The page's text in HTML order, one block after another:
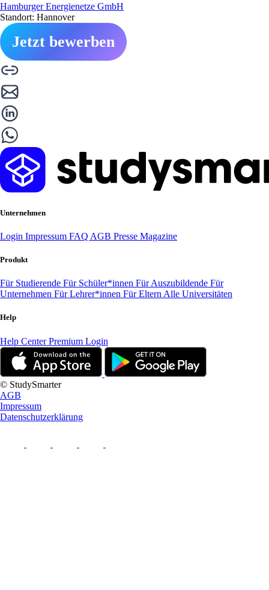
Hamburger Energienetze GmbH
Standort: Hannover
Jetzt bewerben
Unternehmen
Login Impressum FAQ AGB Presse Magazine
Produkt
Für Studierende Für Schüler*innen Für Auszubildende Für
Unternehmen Für Lehrer*innen Für Eltern Alle Universitäten
Help
Help CenterPremium Login
© StudySmarter
AGB
Impressum
Datenschutzerklärung